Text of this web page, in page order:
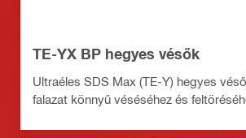
TE-YX BP hegyes vésők
Ultraéles SDS Max (TE-Y) hegyes
falazat könnyű véséséhez és